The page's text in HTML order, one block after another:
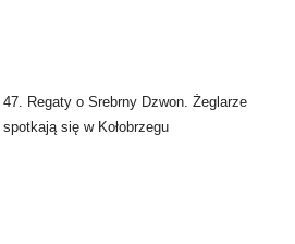
47. Regaty o Srebrny Dzwon. Żeglarze
spotkają się w Kołobrzegu